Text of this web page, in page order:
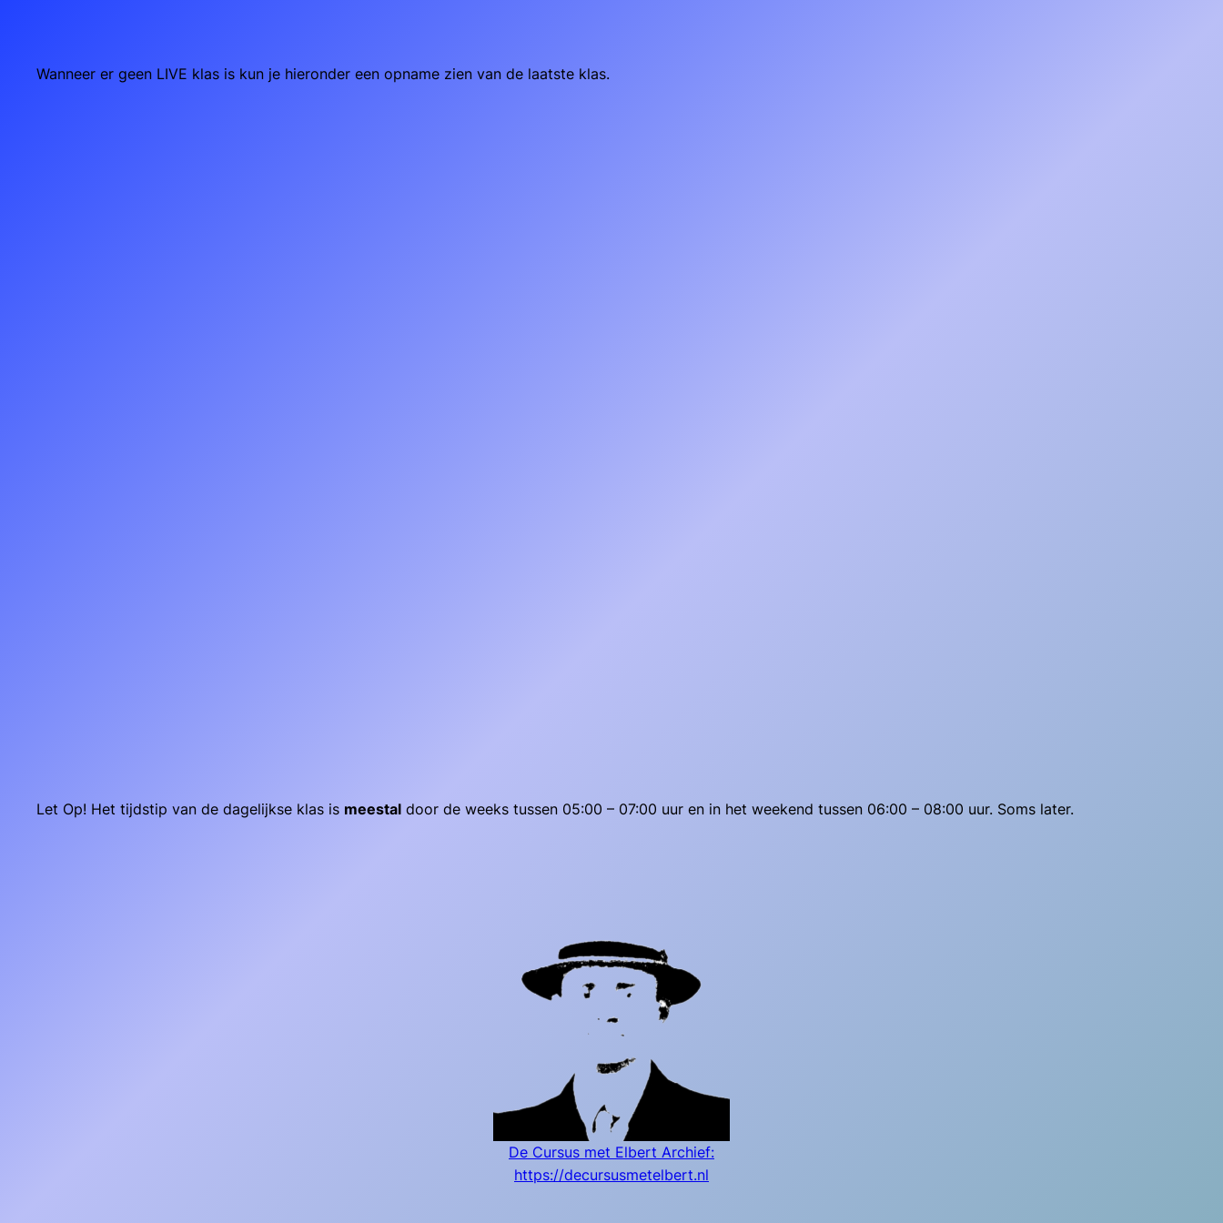
Wanneer er geen LIVE klas is kun je hieronder een opname zien van de laatste klas.
Let Op! Het tijdstip van de dagelijkse klas is meestal door de weeks tussen 05:00 – 07:00 uur en in het weekend tussen 06:00 – 08:00 uur. Soms later.
De Cursus met Elbert Archief:
https://decursusmetelbert.nl